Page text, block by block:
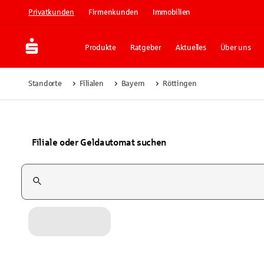
Privatkunden Firmenkunden Immobilien
Produkte Ratgeber Aktuelles Über uns
Standorte Filialen Bayern Röttingen
Filiale oder Geldautomat suchen
Suchfeld